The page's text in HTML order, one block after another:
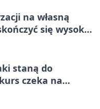
na własną
się wysoką
staną do
czeka na